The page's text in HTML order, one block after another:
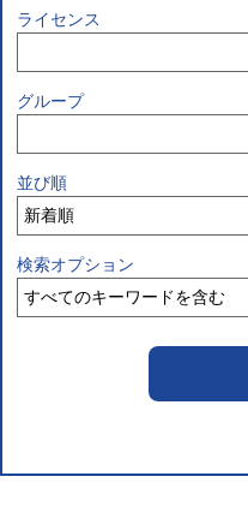
ライセンス
グループ
並び順
検索オプション